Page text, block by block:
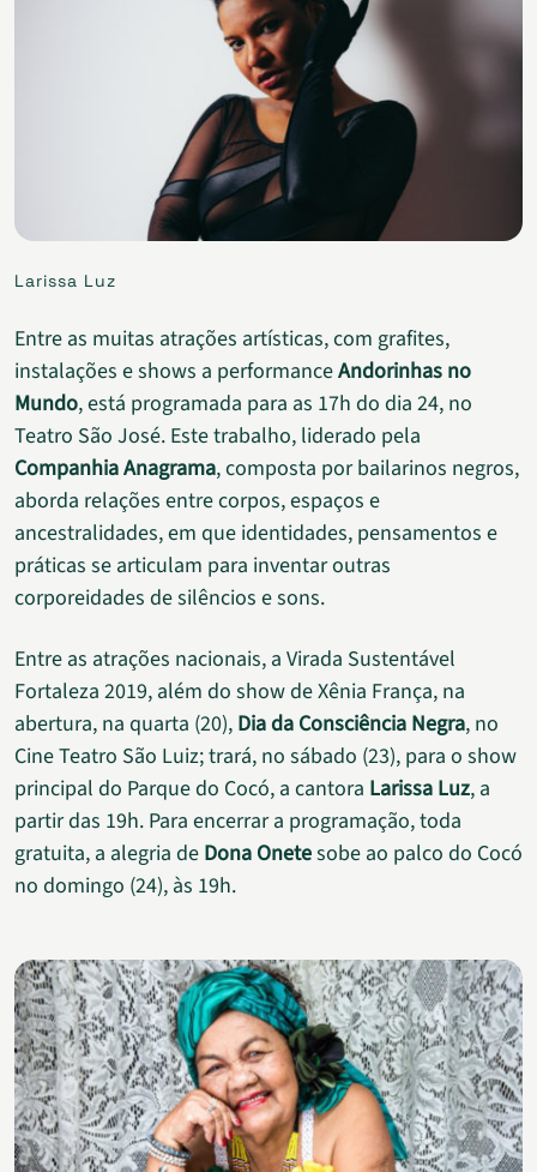
Larissa Luz
Entre as muitas atrações artísticas, com grafites,
instalações e shows a performanceAndorinhas no
Mundo, está programada para as 17h do dia 24, no
Teatro São José. Este trabalho, liderado pela
Companhia Anagrama, composta por bailarinos negros,
aborda relações entre corpos, espaços e
ancestralidades, em que identidades, pensamentos e
práticas se articulam para inventar outras
corporeidades de silêncios e sons.
Entre as atrações nacionais, a Virada Sustentável
Fortaleza 2019, além do show de Xênia França, na
abertura, na quarta (20), Dia da Consciência Negra, no
Cine Teatro São Luiz; trará, no sábado (23), para o show
principal do Parque do Cocó, a cantora Larissa Luz, a
partir das 19h. Para encerrar a programação, toda
gratuita, a alegria de Dona Onetesobe ao palco do Cocó
no domingo (24), às 19h.